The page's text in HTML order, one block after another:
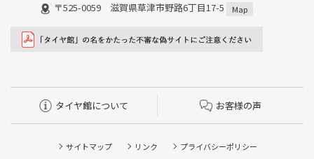
〒525-0059 滋賀県草津市野路6丁目17-5
Map
タイヤ館について お客様の声
サイトマップ リンク
プライバシーポリシー